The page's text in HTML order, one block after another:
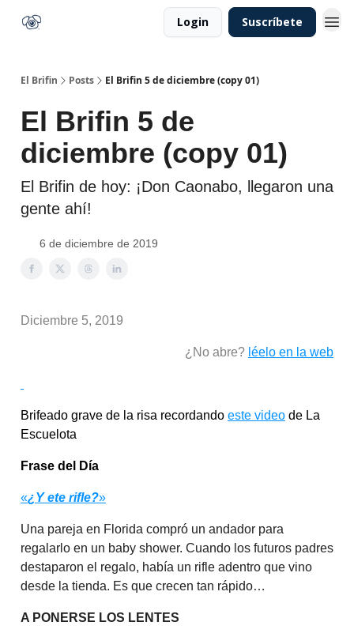
Login Suscríbete
El Brifin Posts El Brifin 5 de diciembre (copy 01)
El Brifin 5 de
diciembre (copy 01)
El Brifin de hoy: ¡Don Caonabo, llegaron una
gente ahí!
6 de diciembre de 2019
Diciembre 5, 2019
¿No abre? léelo en la web
Brifeado grave de la risa recordando este video de La
Escuelota
Frase del Día
«¿Y ete rifle?»
Una pareja en Florida compró un andador para
regalarlo en un baby shower. Cuando los futuros padres
destaparon el regalo, había un rifle adentro que vino
desde la tienda. Es que crecen tan rápido…
A PONERSE LOS LENTES